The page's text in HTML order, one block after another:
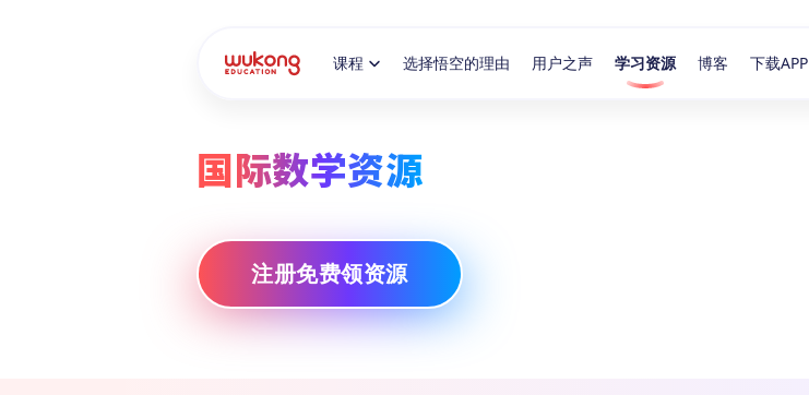
课程 选择悟空的理由 用户之声 学习资源 博客 下载APP
国际数学资源
注册免费领资源